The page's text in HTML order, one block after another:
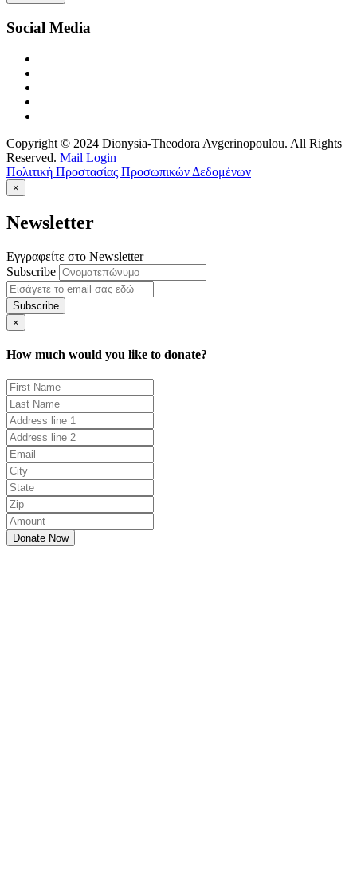
Social Media
Copyright © 2024 Dionysia-Theodora Avgerinopoulou. All Rights
Reserved. Mail Login
Πολιτική Προστασίας Προσωπικών Δεδομένων
×
Newsletter
Εγγραφείτε στο Newsletter
Subscribe
×
How much would you like to donate?
Donate Now